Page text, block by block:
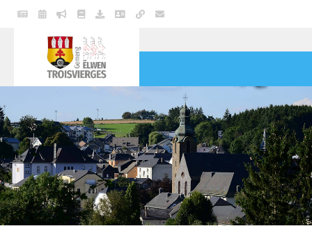
GEMEINDE
DIENSTE
LEBEN